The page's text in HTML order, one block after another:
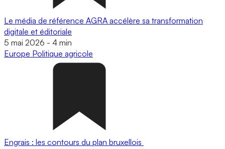
Le média de référence AGRA accélère sa transformation
digitale et éditoriale
5 mai 2026 - 4 min
Europe Politique agricole
Engrais : les contours du plan bruxellois